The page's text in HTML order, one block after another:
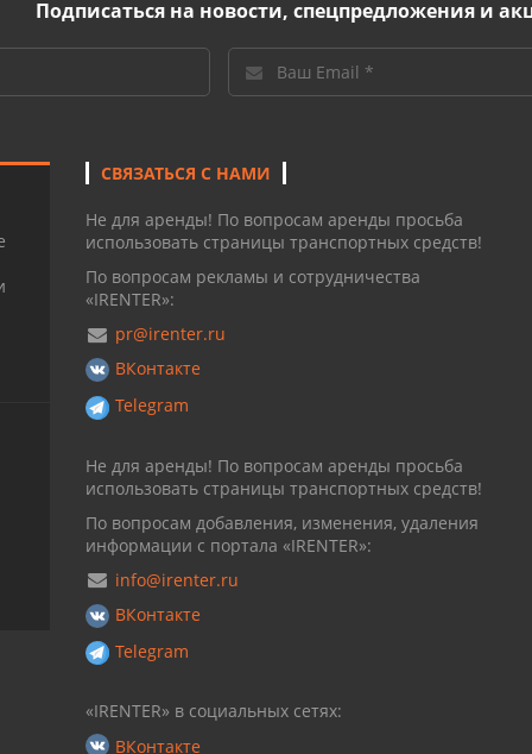
Подписаться на новости, спецпредложения и
СВЯЗАТЬСЯ С НАМИ
Не для аренды! По вопросам аренды просьба
использовать страницы транспортных средств!
По вопросам рекламы и сотрудничества
«IRENTER»:
pr@irenter.ru
ВКонтакте
Telegram
Не для аренды! По вопросам аренды просьба
использовать страницы транспортных средств!
По вопросам добавления, изменения, удаления
информации с портала «IRENTER»:
info@irenter.ru
ВКонтакте
Telegram
«IRENTER» в социальных сетях:
ВКонтакте